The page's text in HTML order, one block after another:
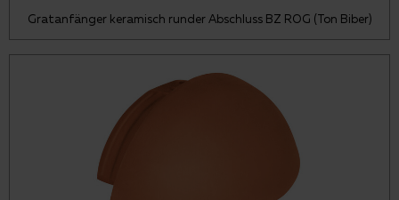
Gratanfänger keramisch runder Abschluss BZ ROG (Ton Biber)